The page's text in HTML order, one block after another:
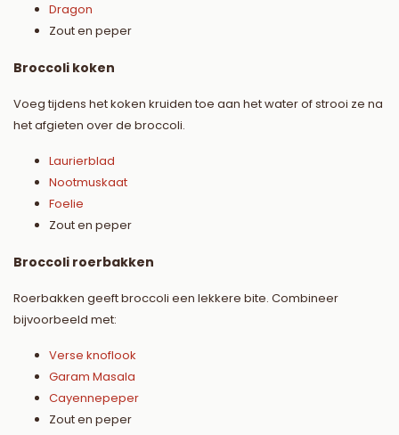
Dragon
Zout en peper
Broccoli koken
Voeg tijdens het koken kruiden toe aan het water of strooi ze na
het afgieten over de broccoli.
Laurierblad
Nootmuskaat
Foelie
Zout en peper
Broccoli roerbakken
Roerbakken geeft broccoli een lekkere bite. Combineer
bijvoorbeeld met:
Verse knoflook
Garam Masala
Cayennepeper
Zout en peper